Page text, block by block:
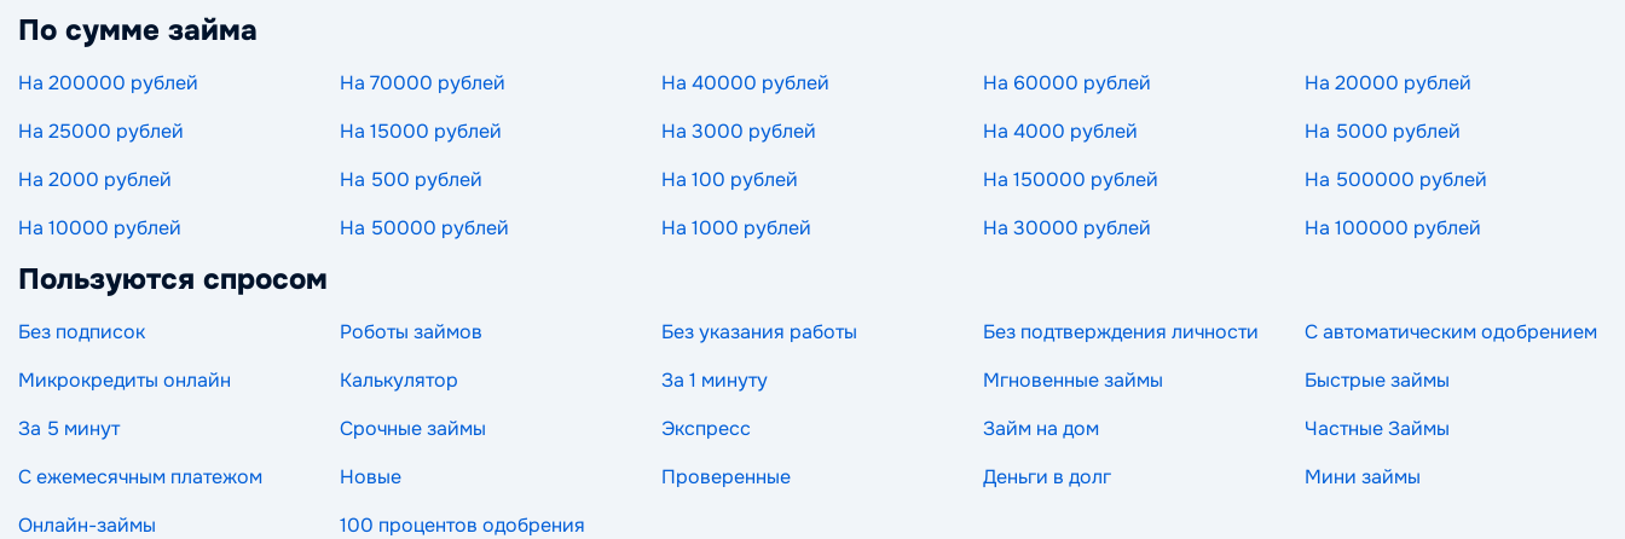
По сумме займа
На 200000 рублей На 70000 рублей На 40000 рублей На 60000 рублей
На 20000 рублей
На 25000 рублей
На 15000 рублей На 3000 рублей На 4000 рублей
На 5000 рублей
На 2000 рублей
На 500 рублей На 100 рублей На 150000 рублей
На 500000 рублей
На 10000 рублей
На 50000 рублей На 1000 рублей На 30000 рублей На 100000 рублей
Пользуются спросом
Без подписок Роботы займов Без указания работы Без подтверждения личности
С автоматическим одобрением
Микрокредиты онлайн
Калькулятор За 1 минуту Мгновенные займы
Быстрые займы
За 5 минут
Срочные займы Экспресс Займ на дом
Частные Займы
С ежемесячным платежом
Новые Проверенные Деньги в долг
Мини займы
Онлайн-займы
100 процентов одобрения